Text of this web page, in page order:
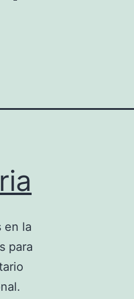
en la
para